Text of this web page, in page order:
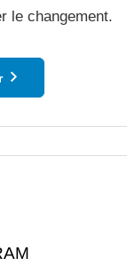
le changement.